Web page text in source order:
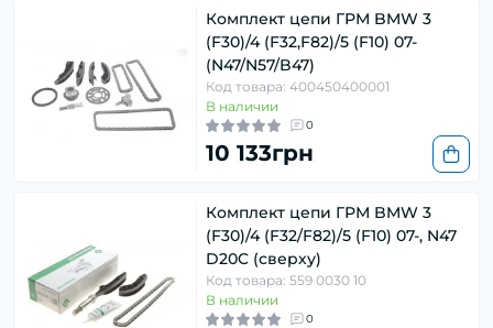
Комплект цепи ГРМ BMW 3
(F30)/4 (F32,F82)/5 (F10) 07-
(N47/N57/B47)
Код товара: 400450400001
В наличии
0
10 133грн
Комплект цепи ГРМ BMW 3
(F30)/4 (F32/F82)/5 (F10) 07-, N47
D20C (сверху)
Код товара: 559 0030 10
В наличии
0